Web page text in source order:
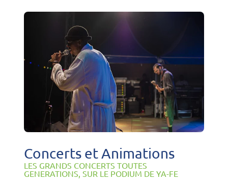
Concerts et Animations
LES GRANDS CONCERTS TOUTES
GENERATIONS, SUR LE PODIUM DE YA-FE